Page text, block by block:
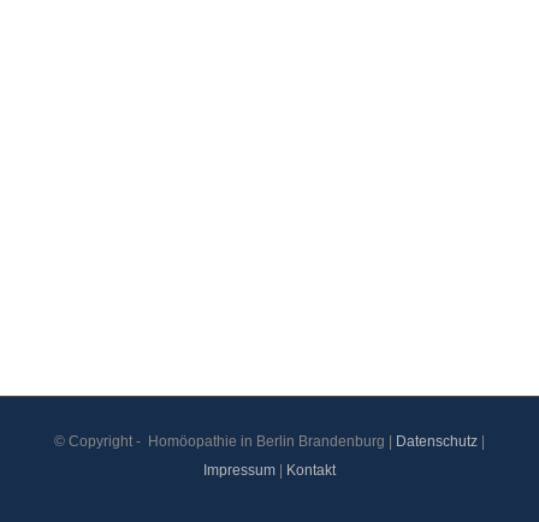
© Copyright - Homöopathie in Berlin Brandenburg | Datenschutz
Impressum
Kontakt